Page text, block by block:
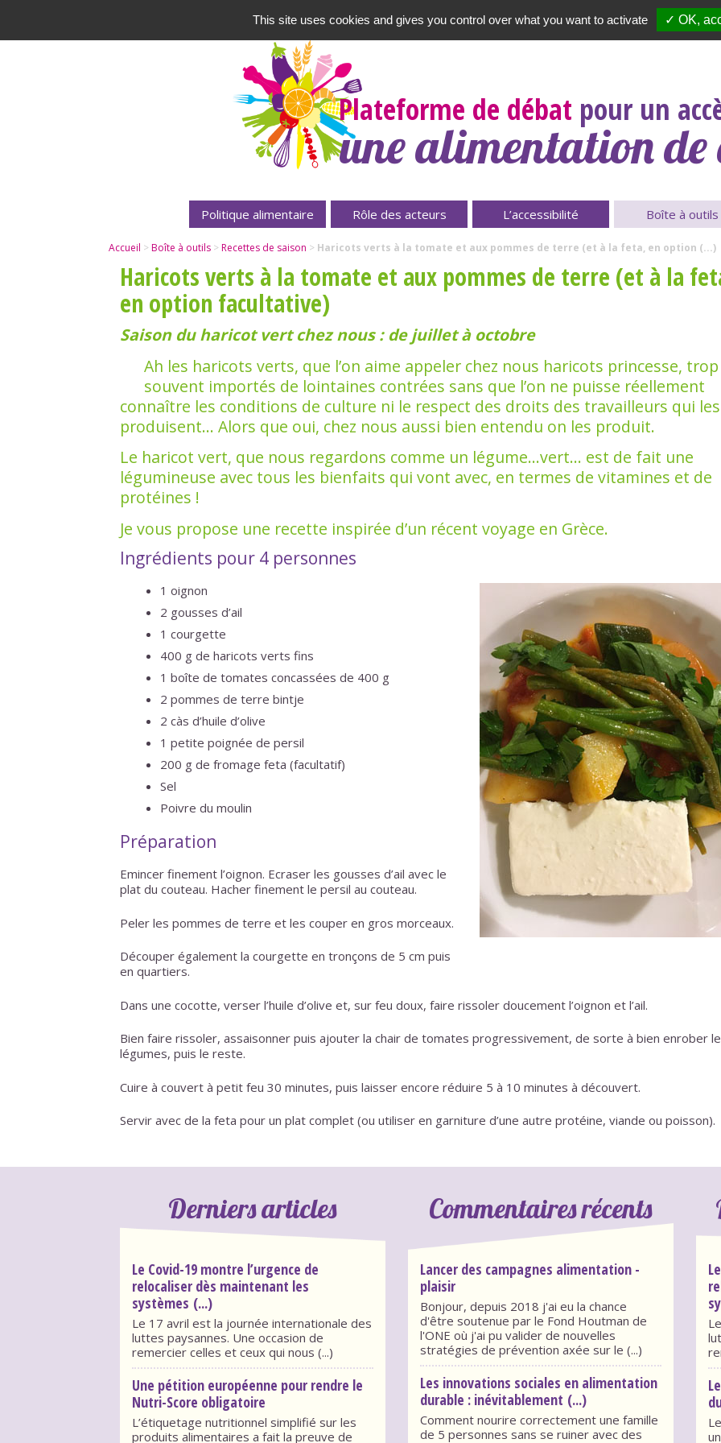
Plateforme de débat pour un
une alimentation
Politique alimentaire Rôle des acteurs L’accessibilité Boîte à outils
Accueil > Boîte à outils > Recettes de saison > Haricots verts à la tomate et aux pommes de terre (et à la feta, en option (...)
Haricots verts à la tomate et aux pommes de terre (et à la
en option facultative)
Saison du haricot vert chez nous : de juillet à octobre
Ah les haricots verts, que l’on aime appeler chez nous haricots princesse, trop
souvent importés de lointaines contrées sans que l’on ne puisse réellement
connaître les conditions de culture ni le respect des droits des travailleurs qui les
produisent... Alors que oui, chez nous aussi bien entendu on les produit.
Le haricot vert, que nous regardons comme un légume…vert… est de fait une
légumineuse avec tous les bienfaits qui vont avec, en termes de vitamines et de
protéines !
Je vous propose une recette inspirée d’un récent voyage en Grèce.
Ingrédients pour 4 personnes
1 oignon
2 gousses d’ail
1 courgette
400 g de haricots verts fins
1 boîte de tomates concassées de 400 g
2 pommes de terre bintje
2 càs d’huile d’olive
1 petite poignée de persil
200 g de fromage feta (facultatif)
Sel
Poivre du moulin
Préparation
Emincer finement l’oignon. Ecraser les gousses d’ail avec le
plat du couteau. Hacher finement le persil au couteau.
Peler les pommes de terre et les couper en gros morceaux.
Découper également la courgette en tronçons de 5 cm puis
en quartiers.
Dans une cocotte, verser l’huile d’olive et, sur feu doux, faire rissoler doucement l’oignon et l’ail.
Bien faire rissoler, assaisonner puis ajouter la chair de tomates progressivement, de sorte à bien enrober
légumes, puis le reste.
Cuire à couvert à petit feu 30 minutes, puis laisser encore réduire 5 à 10 minutes à découvert.
Servir avec de la feta pour un plat complet (ou utiliser en garniture d’une autre protéine, viande ou poisson).
Derniers articles
Le Covid-19 montre l’urgence de
relocaliser dès maintenant les
systèmes (...)
Le 17 avril est la journée internationale des
luttes paysannes. Une occasion de
remercier celles et ceux qui nous (...)
Une pétition européenne pour rendre le
Nutri-Score obligatoire
L’étiquetage nutritionnel simplifié sur les
produits alimentaires a fait la preuve de
Commentaires récents
Lancer des campagnes alimentation -
plaisir
Bonjour, depuis 2018 j'ai eu la chance
d'être soutenue par le Fond Houtman de
l'ONE où j'ai pu valider de nouvelles
stratégies de prévention axée sur le (...)
Les innovations sociales en alimentation
durable : inévitablement (...)
Comment nourire correctement une famille
de 5 personnes sans se ruiner avec des
Newsletter| A propos
This site uses cookies and gives you control over what you want to activate ✓ OK,